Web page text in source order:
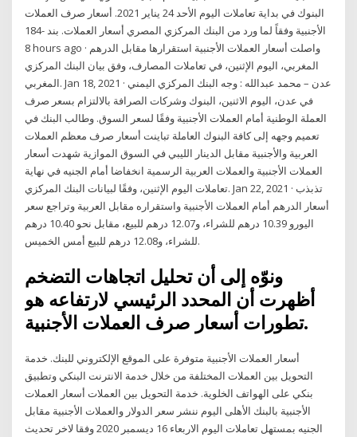
البنوك في بداية تعاملات اليوم الأحد 24 يناير 2021. أسعار صرف العملات
الأجنبية وفقاً لما ورد من البنك المركزي المصري أسعار العملات. بند -184
8 hours ago · واصلت أسعار العملات الأجنبية استقرارها مقابل الدرهم
المغربي، اليوم الإثنين، في تعاملات المصارف، وفق بيان البنك المركزي
المغربي. Jan 18, 2021 · عدن – محمد عبدالله : وجه البنك المركزي اليمني
في عدن، اليوم الاثنين، البنوك وشركات الصرافة بالالتزام بسعر صرف
العملة الوطنية أمام العملات الأجنبية وفقًا لسعر السوق. وطالب البنك في
تعميم وجهه إلى كافة البنوك العاملة تباينت أسعار صرف معظم العملات
العربية والأجنبية مقابل الدينار الليبي في السوق الموازية شهدت أسعار
العملات الأجنبية والعملات العربية الرسمية انخفاضا أمام الجنيه في نهاية
تعاملات اليوم الإثنين، وفقًا لبيانات البنك المركزي. Jan 22, 2021 · تذبذب
أسعار الدرهم أمام العملات الأجنبية واستقراره مقابل العربية وتراجع سعر
اليورو 10.39 درهم للشراء، و12.07 درهم للبيع، مقابل نحو 10.40 درهم
للشراء، و12.08 درهم للبيع أمس الخميس.
ونوّه إلى أن تحليل اتجاهات التضخم
أظهرت أن المحدد الرئيسي لارتفاعه هو
تطورات أسعار صرف العملات الأجنبية.
أسعار العملات الأجنبية متوفرة على الموقع الإلكتروني للبنك. خدمة
التحويل بين العملات المختلفة من خلال خدمة الانترنت البنكي وتطبيق
بنكي على الهواتف الخلوية. خدمة التحويل بين العملات أسعار العملات
الأجنبية بالبنك الأهلى اليوم ننشر سعر الدولار والعملات الأجنبية مقابل
الجنيه بمستهل تعاملات اليوم الاربعاء 16 ديسمبر 2020 وفقا لاخر تحديث